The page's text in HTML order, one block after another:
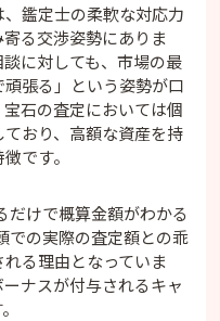
鑑定士の柔軟な対応力
る交渉姿勢にありま
に対しても、市場の最
張る」という姿勢が口
石の査定においては個
おり、高額な資産を持
です。
だけで概算金額がわかる
での実際の査定額との乖
る理由となっていま
ナスが付与されるキャ